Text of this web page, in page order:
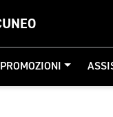
PROMOZIONI